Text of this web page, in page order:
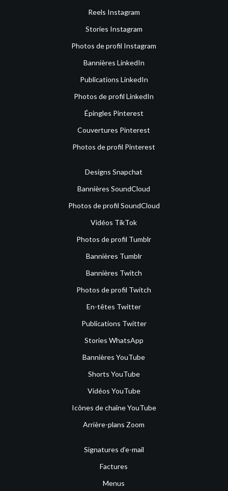
Reels Instagram
Stories Instagram
Photos de profil Instagram
Bannières LinkedIn
Publications LinkedIn
Photos de profil LinkedIn
Épingles Pinterest
Couvertures Pinterest
Photos de profil Pinterest
Designs Snapchat
Bannières SoundCloud
Photos de profil SoundCloud
Vidéos TikTok
Photos de profil Tumblr
Bannières Tumblr
Bannières Twitch
Photos de profil Twitch
En-têtes Twitter
Publications Twitter
Stories WhatsApp
Bannières YouTube
Shorts YouTube
Vidéos YouTube
Icônes de chaîne YouTube
Arrière-plans Zoom
Signatures d’e-mail
Factures
Menus